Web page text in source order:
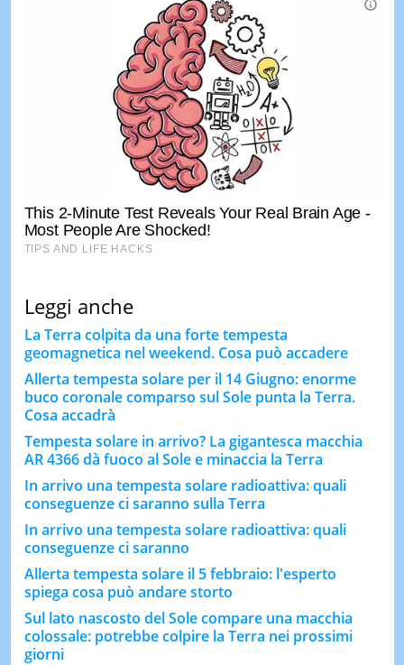
Leggi anche
La Terra colpita da una forte tempesta
geomagnetica nel weekend. Cosa può accadere
Allerta tempesta solare per il 14 Giugno: enorme
buco coronale comparso sul Sole punta la Terra.
Cosa accadrà
Tempesta solare in arrivo? La gigantesca macchia
AR 4366 dà fuoco al Sole e minaccia la Terra
In arrivo una tempesta solare radioattiva: quali
conseguenze ci saranno sulla Terra
In arrivo una tempesta solare radioattiva: quali
conseguenze ci saranno
Allerta tempesta solare il 5 febbraio: l'esperto
spiega cosa può andare storto
Sul lato nascosto del Sole compare una macchia
colossale: potrebbe colpire la Terra nei prossimi
giorni